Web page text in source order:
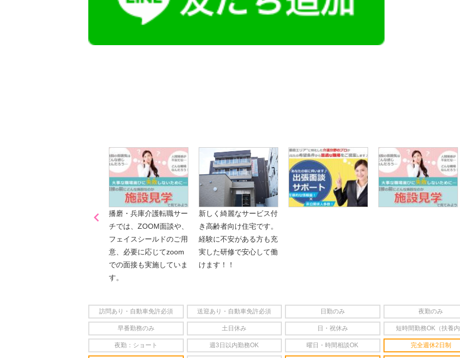
「喫煙可能区域での業務
播磨・兵庫介護転職サー
チでは、ZOOM面談や、
フェイスシールドのご用
意、必要に応じてzoom
での面接も実施していま
す。
新しく綺麗なサービス付
き高齢者向け住宅です。
経験に不安がある方も充
実した研修で安心して働
けます！！

訪問あり・自動車免許必須 送迎あり・自動車免許必須 日勤のみ 夜勤のみ
早番勤務のみ 土日休み 日・祝休み 短時間勤務OK（扶養
夜勤：ショート 週3日以内勤務OK 曜日・時間相談OK 完全週休2日制